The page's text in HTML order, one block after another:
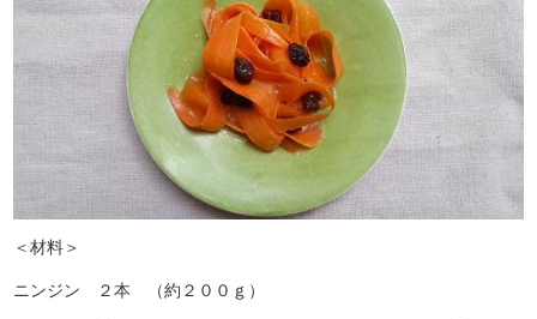
＜材料＞
ニンジン ２本 （約２００ｇ）